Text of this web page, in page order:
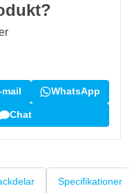
mail WhatsApp
Chat
Specifikationer